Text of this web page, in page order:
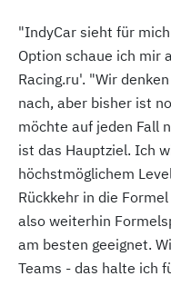
"IndyCar sieht für
Option schaue ich mir
Racing.ru'. "Wir
nach, aber bisher ist
möchte auf jeden Fall
ist das Hauptziel. Ich
höchstmöglichem
Rückkehr in die
also weiterhin
am besten geeignet.
Teams - das halte ich